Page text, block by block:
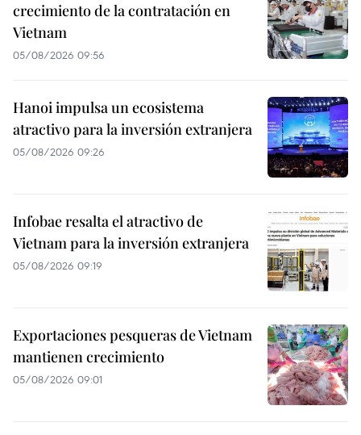
crecimiento de la contratación en
Vietnam
05/08/2026 09:56
Hanoi impulsa un ecosistema
atractivo para la inversión extranjera
05/08/2026 09:26
Infobae resalta el atractivo de
Vietnam para la inversión extranjera
05/08/2026 09:19
Exportaciones pesqueras de Vietnam
mantienen crecimiento
05/08/2026 09:01